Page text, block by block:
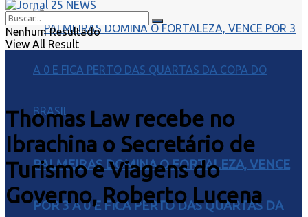
PALMEIRAS DOMINA O FORTALEZA, VENCE
POR 3 A 0 E FICA PERTO DAS QUARTAS DA
Nenhum Resultado
View All Result
Thomas Law recebe no
Ibrachina o Secretário de
Turismo e Viagens do
Governo, Roberto Lucena